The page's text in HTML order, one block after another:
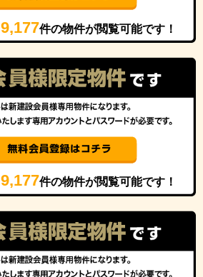
9,177件の物件が閲覧可能です！
9,177件の物件が閲覧可能です！